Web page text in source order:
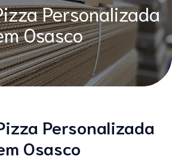
Personalizada
Osasco
Personalizada
Osasco